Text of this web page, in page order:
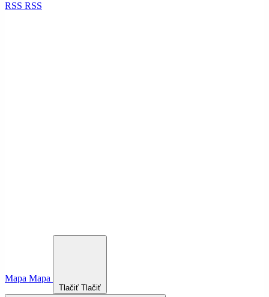
RSS RSS
Mapa Mapa
Tlačiť Tlačiť